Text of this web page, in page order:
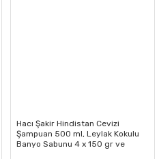
Hacı Şakir Hindistan Cevizi
Şampuan 500 ml, Leylak Kokulu
Banyo Sabunu 4 x 150 gr ve